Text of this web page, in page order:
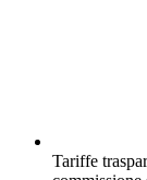
Tariffe